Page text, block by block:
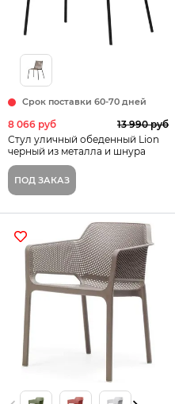
Срок поставки 60-70 дней
8 066 руб
13 990 руб
Стул уличный обеденный Lion
черный из металла и шнура
ПОД ЗАКАЗ